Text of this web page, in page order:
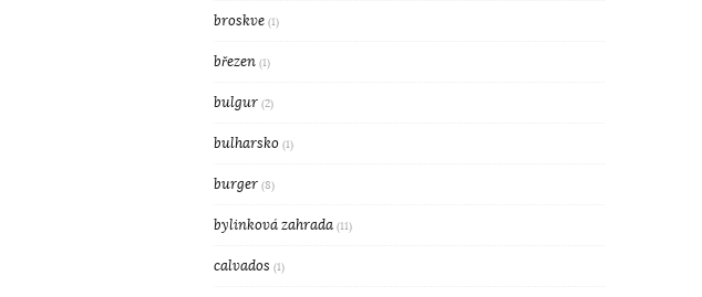
broskve (1)
březen (1)
bulgur (2)
bulharsko (1)
burger (8)
bylinková zahrada (11)
calvados (1)